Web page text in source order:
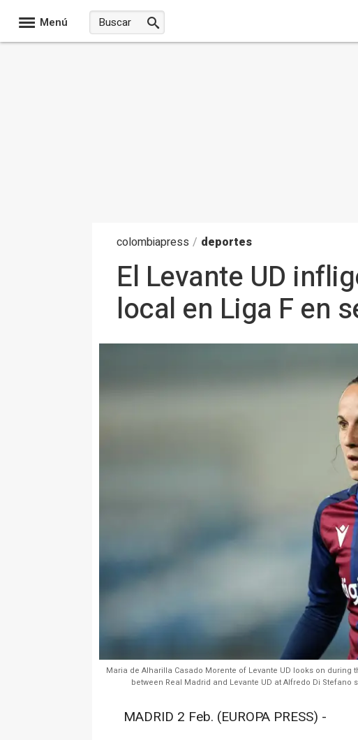
Menú
colombiapress / deportes
El Levante UD
local en Liga F en
Maria de Alharilla Casado Morente of Levante UD looks on
between Real Madrid and Levante UD at Alfredo Di
MADRID 2 Feb. (EUROPA PRESS) -